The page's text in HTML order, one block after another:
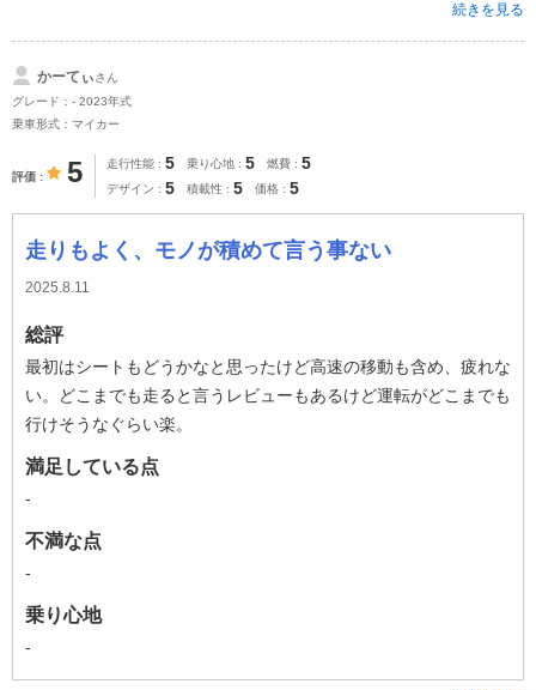
続きを見る
かーてぃさん
グレード：- 2023年式
乗車形式：マイカー
評価 5 走行性能 5 乗り心地 5 燃費 5
デザイン 5 積載性 5 価格 5
走りもよく、モノが積めて言う事ない
2025.8.11
総評
最初はシートもどうかなと思ったけど高速の移動も含め、疲れな
い。どこまでも走ると言うレビューもあるけど運転がどこまでも
行けそうなぐらい楽。
満足している点
-
不満な点
-
乗り心地
-